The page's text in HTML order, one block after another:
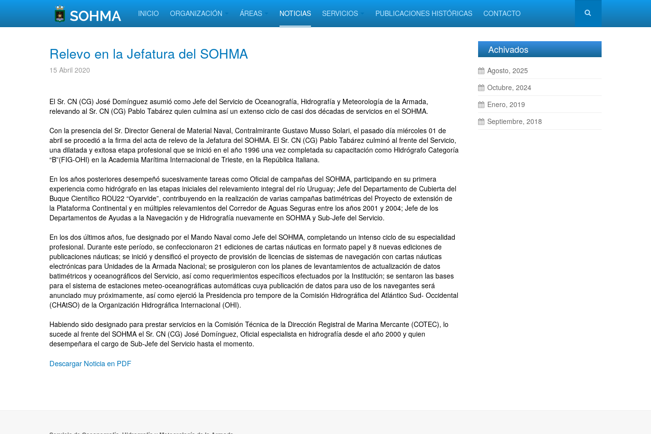
INICIO ORGANIZACIÓN ÁREAS NOTICIAS SERVICIOS PUBLICACIONES HISTÓRICAS CONTACTO
Relevo en la Jefatura del SOHMA
15 Abril 2020
El Sr. CN (CG) José Domínguez asumió como Jefe del Servicio de Oceanografía, Hidrografía y Meteorología de la Armada,
relevando al Sr. CN (CG) Pablo Tabárez quien culmina así un extenso ciclo de casi dos décadas de servicios en el SOHMA.
Con la presencia del Sr. Director General de Material Naval, Contralmirante Gustavo Musso Solari, el pasado día miércoles 01 de
abril se procedió a la firma del acta de relevo de la Jefatura del SOHMA. El Sr. CN (CG) Pablo Tabárez culminó al frente del Servicio,
una dilatada y exitosa etapa profesional que se inició en el año 1996 una vez completada su capacitación como Hidrógrafo Categoría
“B”(FIG-OHI) en la Academia Marítima Internacional de Trieste, en la República Italiana.
En los años posteriores desempeñó sucesivamente tareas como Oficial de campañas del SOHMA, participando en su primera
experiencia como hidrógrafo en las etapas iniciales del relevamiento integral del río Uruguay; Jefe del Departamento de Cubierta del
Buque Científico ROU22 “Oyarvide”, contribuyendo en la realización de varias campañas batimétricas del Proyecto de extensión de
la Plataforma Continental y en múltiples relevamientos del Corredor de Aguas Seguras entre los años 2001 y 2004; Jefe de los
Departamentos de Ayudas a la Navegación y de Hidrografía nuevamente en SOHMA y Sub-Jefe del Servicio.
En los dos últimos años, fue designado por el Mando Naval como Jefe del SOHMA, completando un intenso ciclo de su especialidad
profesional. Durante este período, se confeccionaron 21 ediciones de cartas náuticas en formato papel y 8 nuevas ediciones de
publicaciones náuticas; se inició y densificó el proyecto de provisión de licencias de sistemas de navegación con cartas náuticas
electrónicas para Unidades de la Armada Nacional; se prosiguieron con los planes de levantamientos de actualización de datos
batimétricos y oceanográficos del Servicio, así como requerimientos específicos efectuados por la Institución; se sentaron las bases
para el sistema de estaciones meteo-oceanográficas automáticas cuya publicación de datos para uso de los navegantes será
anunciado muy próximamente, así como ejerció la Presidencia pro tempore de la Comisión Hidrográfica del Atlántico Sud- Occidental
(CHAtSO) de la Organización Hidrográfica Internacional (OHI).
Habiendo sido designado para prestar servicios en la Comisión Técnica de la Dirección Registral de Marina Mercante (COTEC), lo
sucede al frente del SOHMA el Sr. CN (CG) José Domínguez, Oficial especialista en hidrografía desde el año 2000 y quien
desempeñara el cargo de Sub-Jefe del Servicio hasta el momento.
Descargar Noticia en PDF
Achivados
Agosto, 2025
Octubre, 2024
Enero, 2019
Septiembre, 2018